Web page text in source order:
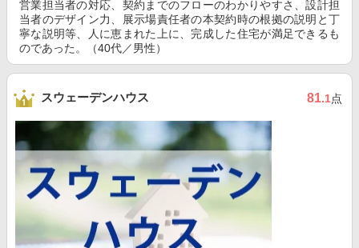
営業担当者の対応、契約までのフローのわかりやすさ、設計担
当者のデザイン力、展示場責任者の本契約時の根拠の説明と丁
寧な説明等、人に恵まれた上に、完成した住宅が満足できるも
のであった。（40代／男性）
スウェーデンハウス 81.1点